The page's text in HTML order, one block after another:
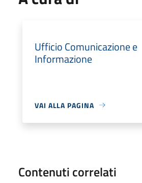
Ufficio Comunicazione e
Informazione
VAI ALLA PAGINA
Contenuti correlati